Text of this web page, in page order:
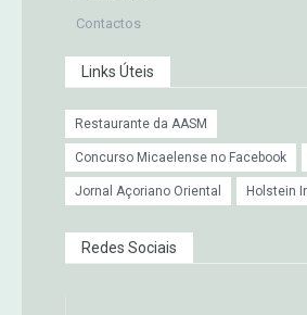
Contactos
Links Úteis
Restaurante da AASM
Concurso Micaelense no Facebook
Jornal Açoriano Oriental Holstein
Redes Sociais